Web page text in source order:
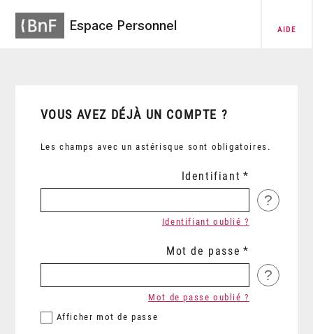
Espace Personnel AIDE
VOUS AVEZ DÉJÀ UN COMPTE ?
Les champs avec un astérisque sont obligatoires.
Identifiant
?
Identifiant oublié ?
Mot de passe
?
Afficher mot de passe
Mot de passe oublié ?